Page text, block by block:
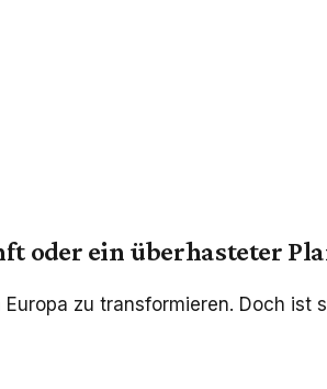
oder ein überhasteter
zu transformieren. Doch